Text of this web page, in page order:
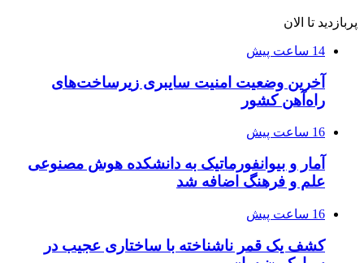
پربازدید تا الان
14 ساعت پیش
آخرین وضعیت امنیت سایبری زیرساخت‌های
راه‌آهن کشور
16 ساعت پیش
آمار و بیوانفورماتیک به دانشکده هوش مصنوعی
علم و فرهنگ اضافه شد
16 ساعت پیش
کشف یک قمر ناشناخته با ساختاری عجیب در